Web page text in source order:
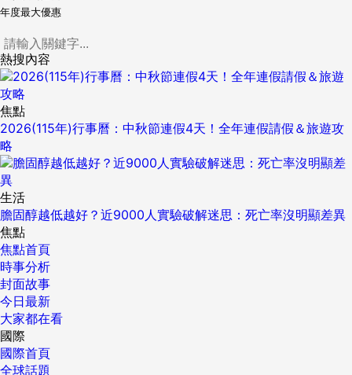
年度最大優惠
熱搜內容
焦點
2026(115年)行事曆：中秋節連假4天！全年連假請假＆旅遊攻
略
生活
膽固醇越低越好？近9000人實驗破解迷思：死亡率沒明顯差異
焦點
焦點首頁
時事分析
封面故事
今日最新
大家都在看
國際
國際首頁
全球話題